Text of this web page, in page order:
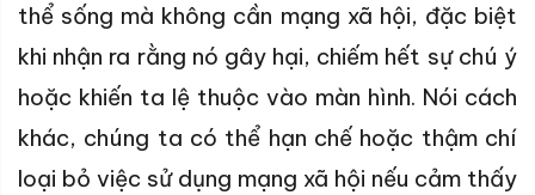
thể sống mà không cần mạng xã hội, đặc biệt
khi nhận ra rằng nó gây hại, chiếm hết sự chú ý
hoặc khiến ta lệ thuộc vào màn hình. Nói cách
khác, chúng ta có thể hạn chế hoặc thậm chí
loại bỏ việc sử dụng mạng xã hội nếu cảm thấy